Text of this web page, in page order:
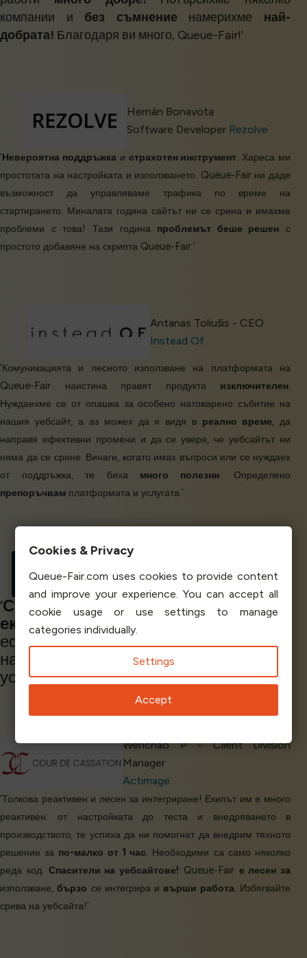
компании и без съмнение намерихме най-
добрата! Благодаря ви много, Queue-Fair!’
Hernán Bonavota
Software Developer Rezolve
‘Невероятна поддръжкаи страхотен инструмент. Хареса ми
простотата на настройката и използването. Queue-Fair ни даде
възможност да управляваме трафика по време на
стартирането. Миналата година сайтът ни се срина и имахме
проблеми с това! Тази година проблемът беше решен с
простото добавяне на скрипта Queue-Fair.’
Antanas Toliušis - CEO
Instead Of
‘Комуникацията и лесното използване на платформата на
Queue-Fair наистина правят продукта изключителен.
Нуждаехме се от опашка за особено натоварено събитие на
нашия уебсайт, а аз можех да я видя в реално време, да
направя ефективни промени и да се уверя, че уебсайтът ни
няма да се срине. Винаги, когато имах въпроси или се нуждаех
от поддръжка, те бяха много полезни. Определено
препоръчвам платформата и услугата.’
Brand StrategistOHCA Brasil
‘Страхотно обслужванесголям
екип!Лесно качване на борда,
ефективно справяне с пиковите
натоварвания!
Висока наличност на
услугата!’
Wenchao P - Client Division
Manager
Actimage
‘Толкова реактивен и лесен за интегриране! Екипът им е много
реактивен: от настройката до теста и внедряването в
производството, те успяха да ни помогнат да внедрим тяхното
решение за по-малко от 1 час. Необходими са само няколко
реда код. Спасители на уебсайтове! Queue-Fair е лесен за
използване, бързо се интегрира и върши работа. Избягвайте
срива на уебсайта!’
Cookies & Privacy
Queue-Fair.com uses cookies to provide content
and improve your experience. You can accept all
cookie usage or use settings to manage
categories individually.
Settings
Accept